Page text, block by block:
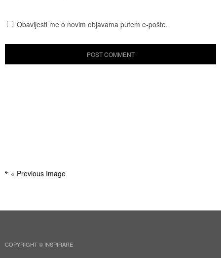
Obavijesti me o novim objavama putem e-pošte.
« Previous Image
COPYRIGHT © INSPIRARE